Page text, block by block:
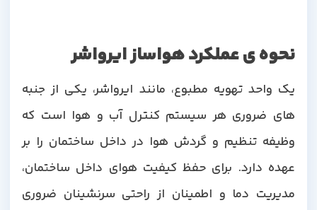
نحوه ی عملکرد هواساز ایرواشر
یک واحد تهویه مطبوع، مانند ایرواشر، یکی از جنبه
های ضروری هر سیستم کنترل آب و هوا است که
وظیفه تنظیم و گردش هوا در داخل ساختمان را بر
عهده دارد. برای حفظ کیفیت هوای داخل ساختمان،
مدیریت دما و اطمینان از راحتی سرنشینان ضروری